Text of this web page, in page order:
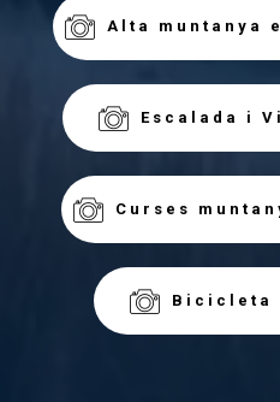
Alta muntanya
Escalada i
Curses
Bicicleta